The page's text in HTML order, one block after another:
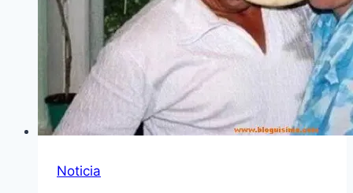
Noticia